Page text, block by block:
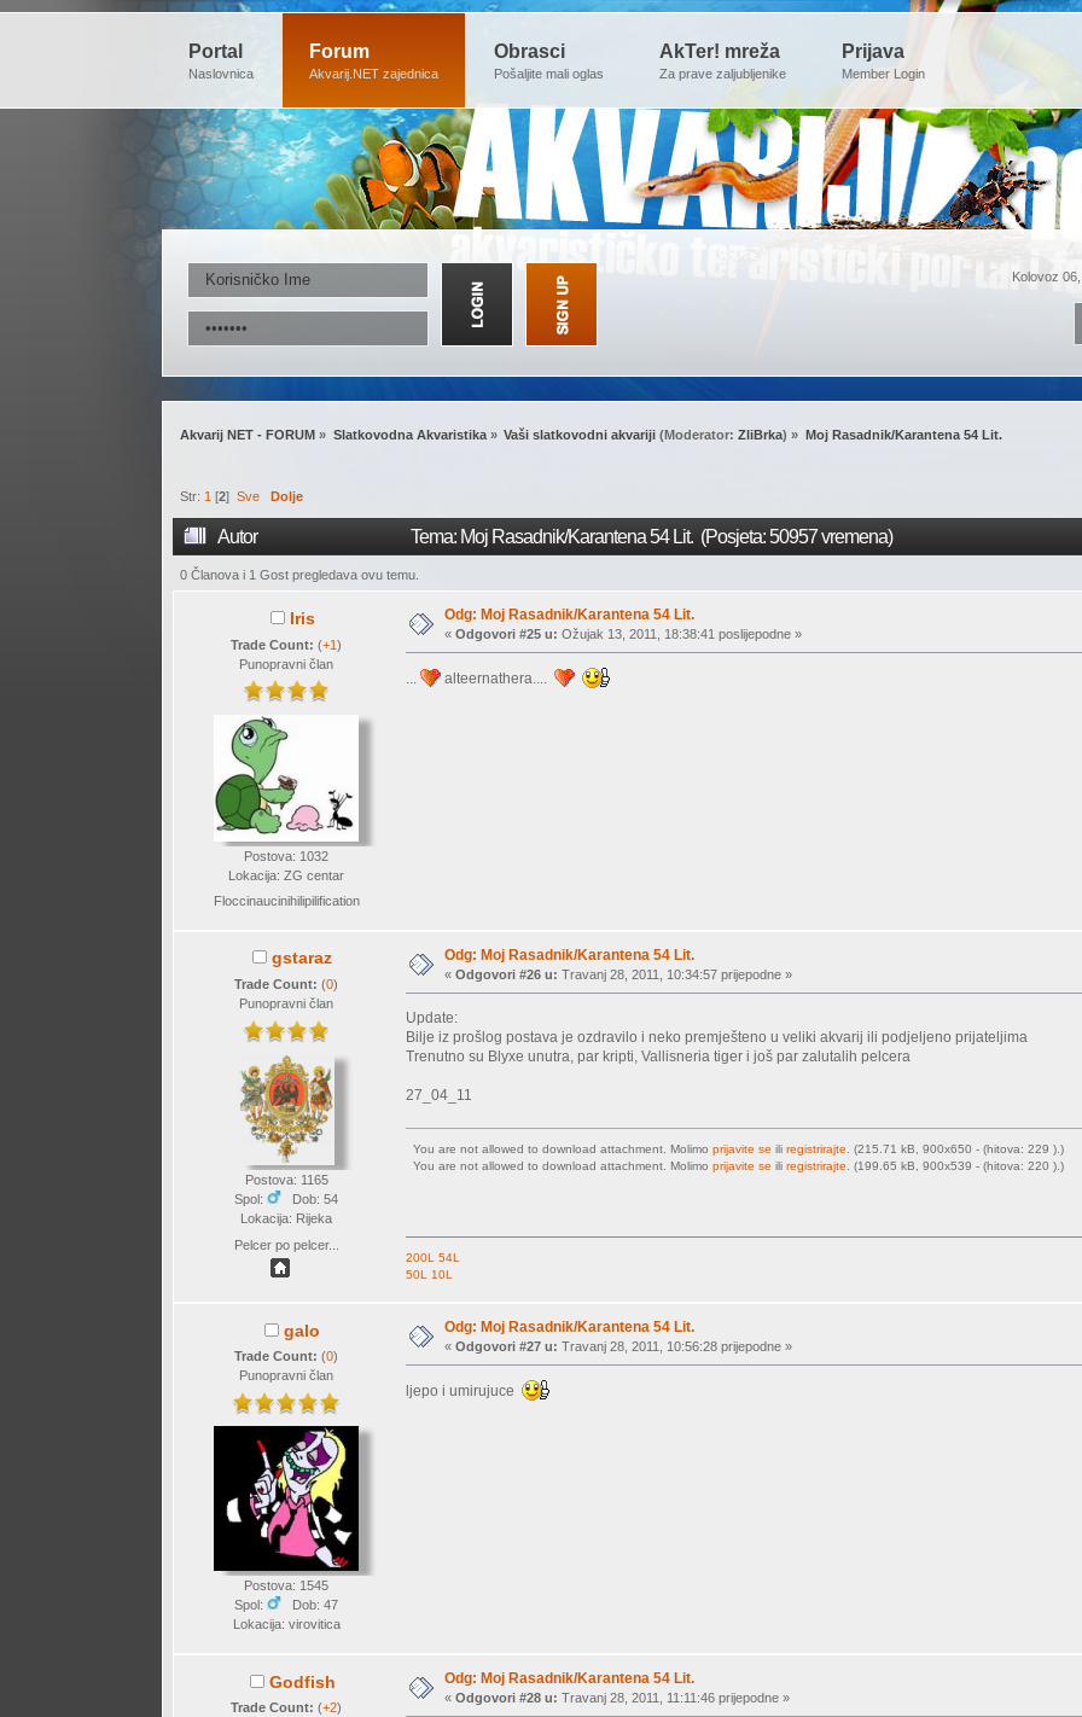
Portal
Naslovnica
Forum
Akvarij.NET zajednica
Obrasci
Pošaljite mali oglas
AkTer! mreža
Za prave zaljubljenike
Prijava
Member Login
Kolovoz
Akvarij NET - FORUM » Slatkovodna Akvaristika» Vaši slatkovodni akvariji (Moderator:ZliBrka) » Moj Rasadnik/Karantena 54 Lit.
Str: 1[2] Sve Dolje
Autor Tema: Moj Rasadnik/Karantena 54 Lit. (Posjeta: 50957 vremena)
0 Članova i 1 Gost pregledava ovu temu.
Iris
Trade Count:(+1)
Punopravni član
Postova: 1032
Lokacija: ZG centar
Floccinaucinihilipilification
Odg: Moj Rasadnik/Karantena 54 Lit.
«Odgovori #25 u: Ožujak 13, 2011, 18:38:41 poslijepodne »
... alteernathera....
gstaraz
Trade Count:(0)
Punopravni član
Postova: 1165
Spol:
Dob: 54
Lokacija: Rijeka
Pelcer po pelcer...
Odg: Moj Rasadnik/Karantena 54 Lit.
«Odgovori #26 u: Travanj 28, 2011, 10:34:57 prijepodne »
Update:
Bilje iz prošlog postava je ozdravilo i neko premješteno u veliki akvarij ili podjeljeno prijateljima
Trenutno su Blyxe unutra, par kripti, Vallisneria tiger i još par zalutalih pelcera
27_04_11
You are not allowed to download attachment. Molimo prijavite se ili registrirajte . (215.71 kB, 900x650 - (hitova: 229 ).)
You are not allowed to download attachment. Molimo prijavite se ili registrirajte . (199.65 kB, 900x539 - (hitova: 220 ).)
200L
54L
50L
10L
galo
Trade Count:(0)
Punopravni član
Postova: 1545
Spol:
Dob: 47
Lokacija: virovitica
Odg: Moj Rasadnik/Karantena 54 Lit.
«Odgovori #27 u: Travanj 28, 2011, 10:56:28 prijepodne »
ljepo i umirujuce
Godfish
Trade Count:(+2)
Odg: Moj Rasadnik/Karantena 54 Lit.
«Odgovori #28 u: Travanj 28, 2011, 11:11:46 prijepodne »